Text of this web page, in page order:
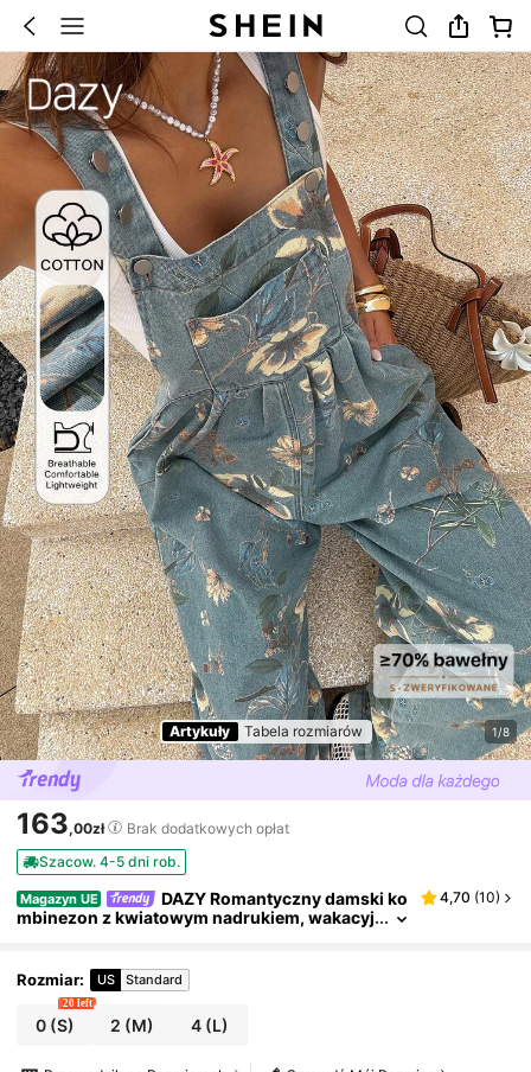
Artykuły Tabela rozmiarów 1/8
163,00zł
Brak dodatkowych opłat
Szacow. 4-5 dni rob.
Magazyn UE
DAZY Romantyczny damski ko
mbinezon z kwiatowym nadrukiem, wakacyj
a wiosnę i lato
4,70 (10)
Rozmiar: US Standard
0 (S)
20 left
2 (M) 4(L)